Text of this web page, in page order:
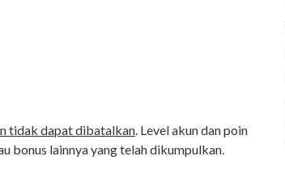
tidak dapat dibatalkan. Level akun dan poin
bonus lainnya yang telah dikumpulkan.